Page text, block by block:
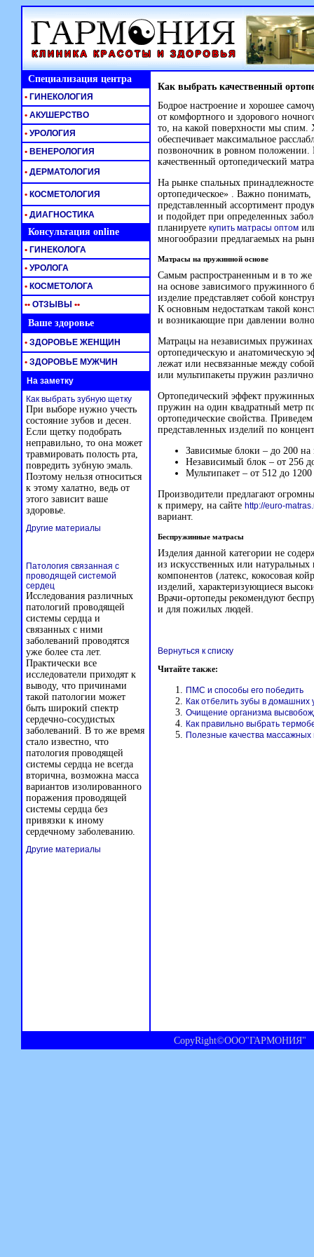
Специализация центра Как выбрать качественный
Бодрое настроение и хорошее
от комфортного и здорового
то, на какой поверхности мы спим.
обеспечивает максимальное
позвоночник в ровном положении.
качественный ортопедический
На рынке спальных
ортопедическое» . Важно понимать,
представленный ассортимент
и подойдет при определенных
планируете купить матрасы оптом
многообразии предлагаемых на
Матрасы на пружинной основе
Самым распространенным и в то же
на основе зависимого пружинного
изделие представляет собой
К основным недостаткам такой
и возникающие при давлении
Матрацы на независимых
ортопедическую и анатомическую
лежат или несвязанные между
или мультипакеты пружин
Ортопедический эффект
пружин на один квадратный метр
ортопедические свойства.
представленных изделий по
Зависимые блоки – до 200 на
Независимый блок – от 256
Мультипакет – от 512 до
Производители предлагают
к примеру, на сайте http://euro-
вариант.
Беспружинные матрасы
Изделия данной категории не
из искусственных или
компонентов (латекс, кокосовая
изделий, характеризующиеся
Врачи-ортопеды рекомендуют
и для пожилых людей.
Вернуться к списку
Читайте также:
ПМС и способы его победить
Как отбелить зубы в домашних
Очищение организма
Как правильно выбрать
Полезные качества массажных
• ГИНЕКОЛОГИЯ
• АКУШЕРСТВО
• УРОЛОГИЯ
• ВЕНЕРОЛОГИЯ
• ДЕРМАТОЛОГИЯ
• КОСМЕТОЛОГИЯ
• ДИАГНОСТИКА
Консультация online
• ГИНЕКОЛОГА
• УРОЛОГА
• КОСМЕТОЛОГА
•• ОТЗЫВЫ ••
Ваше здоровье
• ЗДОРОВЬЕ ЖЕНЩИН
• ЗДОРОВЬЕ МУЖЧИН
На заметку
Как выбрать зубную щетку
При выборе нужно учесть
состояние зубов и десен.
Если щетку подобрать
неправильно, то она может
травмировать полость рта,
повредить зубную эмаль.
Поэтому нельзя относиться
к этому халатно, ведь от
этого зависит ваше
здоровье.
Другие материалы
Патология связанная с
проводящей системой
сердец
Исследования различных
патологий проводящей
системы сердца и
связанных с ними
заболеваний проводятся
уже более ста лет.
Практически все
исследователи приходят к
выводу, что причинами
такой патологии может
быть широкий спектр
сердечно-сосудистых
заболеваний. В то же время
стало известно, что
патология проводящей
системы сердца не всегда
вторична, возможна масса
вариантов изолированного
поражения проводящей
системы сердца без
привязки к иному
сердечному заболеванию.
Другие материалы